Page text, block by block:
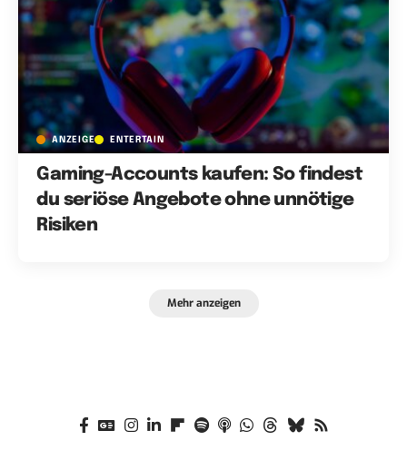
ANZEIGE ENTERTAIN
Gaming-Accounts kaufen: So findest
du seriöse Angebote ohne unnötige
Risiken
Mehr anzeigen